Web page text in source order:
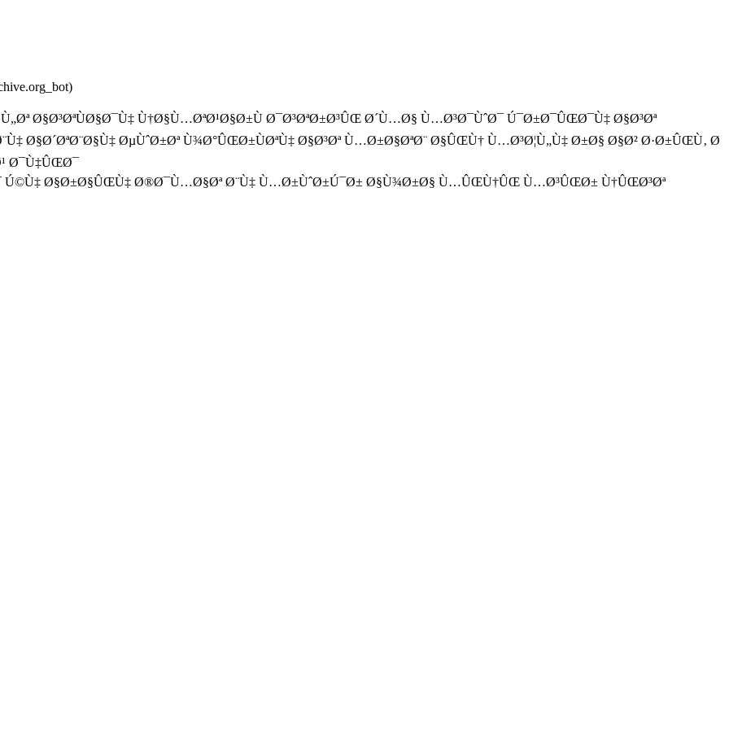
Ø§Ø³ØªÙØ§Ø¯Ù‡ Ù†Ø§Ù…ØªØ¹Ø§Ø±Ù Ø¯Ø³ØªØ±Ø³ÛŒ Ø´Ù…Ø§ Ù…Ø³Ø¯ÙˆØ¯ Ú¯Ø±Ø¯ÛŒØ¯Ù‡ Ø§Ø³Øª
Ø§Ø´ØªØ¨Ø§Ù‡ ØµÙˆØ±Øª Ù¾Ø°ÛŒØ±ÙØªÙ‡ Ø§Ø³Øª Ù…Ø±Ø§ØªØ¨ Ø§ÛŒÙ† Ù…Ø³Ø¦Ù„Ù‡ Ø±Ø§ Ø§Ø² Ø·Ø±ÛŒÙ‚ Ø
Ø¯Ù‡ÛŒØ¯
Ú©Ù‡ Ø§Ø±Ø§ÛŒÙ‡ Ø®Ø¯Ù…Ø§Øª Ø¨Ù‡ Ù…Ø±ÙˆØ±Ú¯Ø± Ø§Ù¾Ø±Ø§ Ù…ÛŒÙ†ÛŒ Ù…Ø³ÛŒØ± Ù†ÛŒØ³Øª